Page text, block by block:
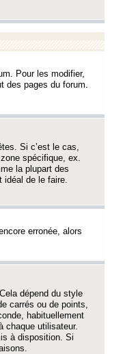
Pour les modifier,
des pages du forum.
Si c’est le cas,
spécifique, ex.
la plupart des
idéal de le faire.
erronée, alors
dépend du style
carrés ou de points,
habituellement
chaque utilisateur.
à disposition. Si